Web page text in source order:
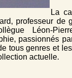
La
professeur de
Léon-
passionnés
tous genres et
actuelle.